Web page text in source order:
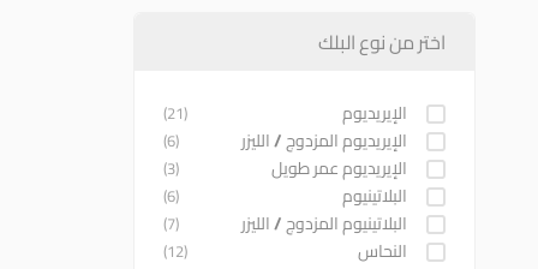
اختر من نوع البلك
الإيريديوم (21)
الإيريديوم المزدوج / الليزر (6)
الإيريديوم عمر طويل (3)
البلاتينيوم (6)
البلاتينيوم المزدوج / الليزر (7)
النحاس (12)